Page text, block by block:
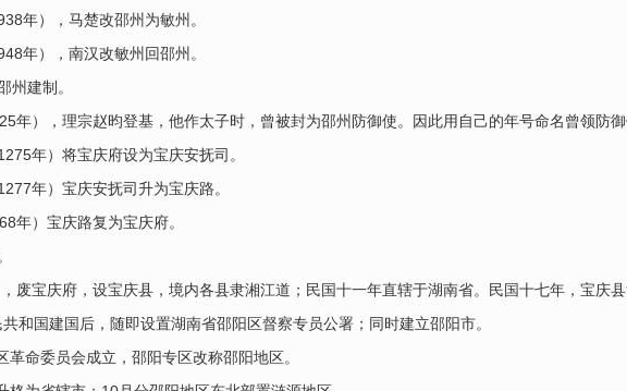
年），马楚改邵州为敏州。
年），南汉改敏州回邵州。
州建制。
年），理宗赵昀登基，他作太子时，曾被封为邵州防御使。因此用自己的年号命名曾领防御
年）将宝庆府设为宝庆安抚司。
年）宝庆安抚司升为宝庆路。
年）宝庆路复为宝庆府。
废宝庆府，设宝庆县，境内各县隶湘江道；民国十一年直辖于湖南省。民国十七年，宝庆县
和国建国后，随即设置湖南省邵阳区督察专员公署；同时建立邵阳市。
革命委员会成立，邵阳专区改称邵阳地区。